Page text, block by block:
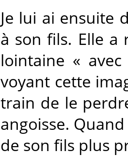
Je lui ai ensuite
à son fils. Elle a
lointaine «
voyant cette
train de le
angoisse.
de son fils plus